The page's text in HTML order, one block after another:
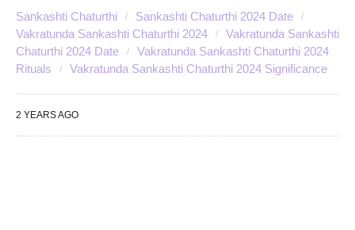
Sankashti Chaturthi
Sankashti Chaturthi 2024 Date
Vakratunda Sankashti Chaturthi 2024
Vakratunda Sankashti
Chaturthi 2024 Date
Vakratunda Sankashti Chaturthi 2024
Rituals
Vakratunda Sankashti Chaturthi 2024 Significance
2 YEARS AGO